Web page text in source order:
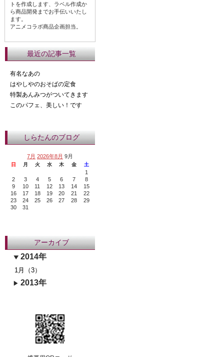
トを作成します、ラベル作成か
ら商品開発までお手伝いいたし
ます。
アニメコラボ商品企画担当。
最近の記事一覧
有名なあの
はやしやのおそばの定食
特製あんみつがついてきます
このパフェ、美しい！です
しらたんのブログ
7月 2026年8月 9月
日 月 火 水 木 金 土
1
2
3 4 5 6 7
8
9
10 11 12 13 14
15
16
17 18 19 20 21
22
23
24 25 26 27 28
29
30
31
アーカイブ
2014年
1月（3）
2013年